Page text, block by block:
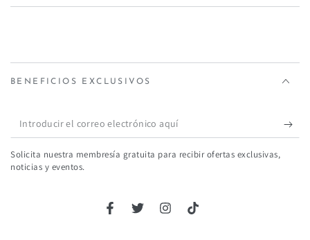
BENEFICIOS EXCLUSIVOS
Introducir
el
correo
Solicita nuestra membresía gratuita para recibir ofertas exclusivas,
noticias y eventos.
FacebookTwitterInstagramTikTok